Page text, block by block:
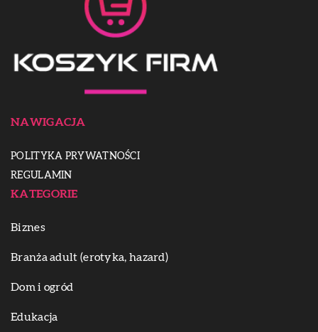
NAWIGACJA
POLITYKA PRYWATNOŚCI
REGULAMIN
KATEGORIE
Biznes
Branża adult (erotyka, hazard)
Dom i ogród
Edukacja